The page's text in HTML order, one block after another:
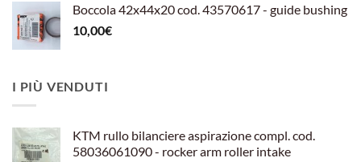
Boccola 42x44x20 cod. 43570617 - guide bushing
10,00€
I PIÙ VENDUTI
KTM rullo bilanciere aspirazione compl. cod.
58036061090 - rocker arm roller intake